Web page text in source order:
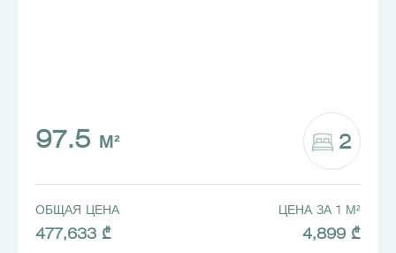
97.5 М² 2
ОБЩАЯ ЦЕНА
477,633 ₾
ЦЕНА ЗА 1 М²
4,899 ₾